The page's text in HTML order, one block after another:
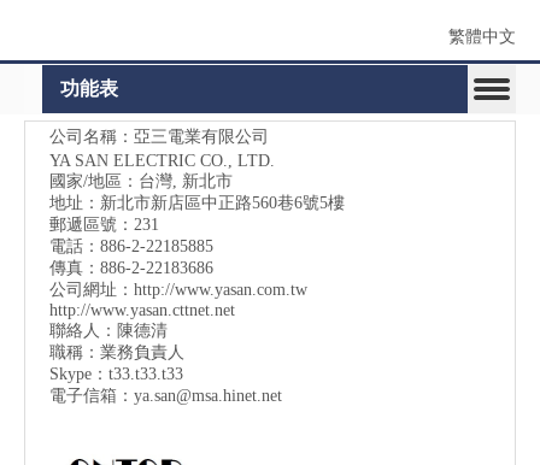
繁體中文
功能表
公司名稱：亞三電業有限公司
YA SAN ELECTRIC CO., LTD.
國家/地區：台灣, 新北市
地址： 新北市新店區中正路560巷6號5樓
郵遞區號：231
電話：886-2-22185885
傳真：886-2-22183686
公司網址： http://www.yasan.com.tw
http://www.yasan.cttnet.net
聯絡人：陳德清
職稱：業務負責人
Skype：t33.t33.t33
電子信箱： ya.san@msa.hinet.net